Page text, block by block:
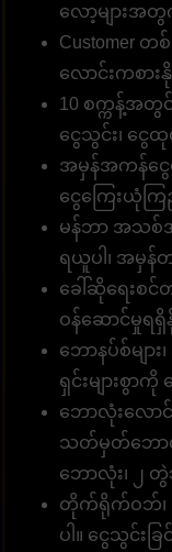
လော့များအ
Customer တ
လောင်းကစာ
10 စက္ကန့်အတွင်
ငွေသွင်း၊ ငွေ
အမှန်အကန်ငွေပေ
ငွေကြေးယုံကြ
မန်ဘာ အသစ်
ရယူပါ၊ အမှန်
ခေါ်ဆိုရေးစ
ဝန်ဆောင်မှုရ
ဘောနပ်စ်များ
ရှင်းများစွာ
ဘောလုံးလော
သတ်မှတ်ဘောလုံ
ဘောလုံး၊ ၂
တိုက်ရိုက်ဝဘ်၊
ပါ။ ငွေသွင်းခ